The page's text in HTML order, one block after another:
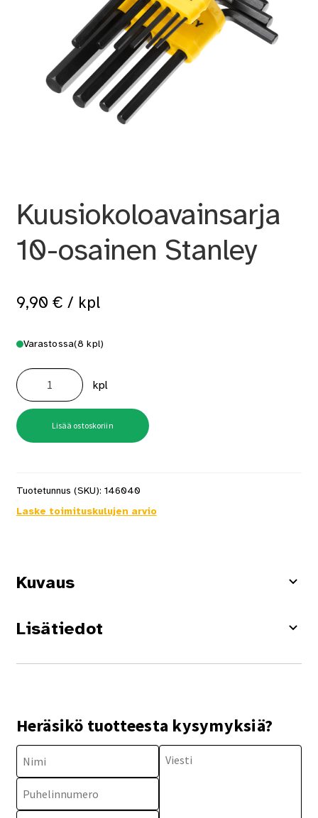
Kuusiokoloavainsarja
10-osainen Stanley
9,90 € / kpl
Varastossa(8 kpl)
Kuusiokoloavainsarja
10-
osainen
Stanley
määrä
kpl
Lisää ostoskoriin
Tuotetunnus (SKU): 146040
Laske toimituskulujen arvio
Kuvaus
Lisätiedot
Heräsikö tuotteesta kysymyksiä?